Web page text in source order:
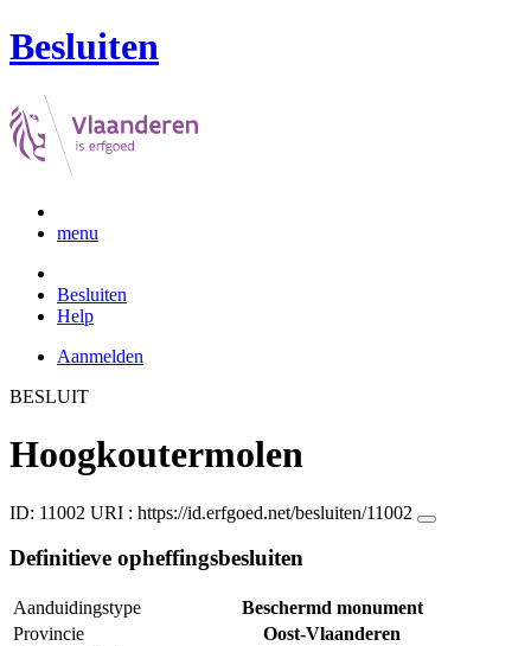
Besluiten
menu
Besluiten
Help
Aanmelden
BESLUIT
Hoogkoutermolen
ID: 11002 URI : https://id.erfgoed.net/besluiten/11002
Definitieve opheffingsbesluiten
Aanduidingstype
Beschermd monument
Provincie
Oost-Vlaanderen